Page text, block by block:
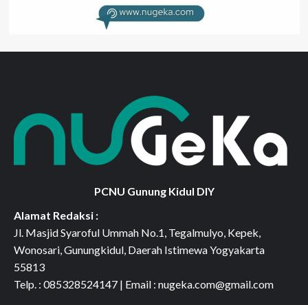
PCNU Gunung Kidul DIY
Alamat Redaksi :
Jl. Masjid Syaroful Ummah No.1, Tegalmulyo, Kepek,
Wonosari, Gunungkidul, Daerah Istimewa Yogyakarta
55813
Telp. : 085328524147 | Email : nugeka.com@gmail.com